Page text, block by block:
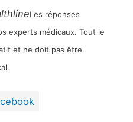
Les réponses
experts médicaux. Tout le
et ne doit pas être